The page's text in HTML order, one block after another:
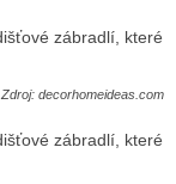
Zdroj: decorhomeideas.com